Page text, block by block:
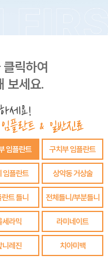
릭하여
보세요.
세요!
임플란트 & 일반진료
임플란트 구치부 임플란트
임플란트 상악동 거상술
트 틀니 전체틀니/부분틀니
세라믹 라미네이트
니레진 치아미백